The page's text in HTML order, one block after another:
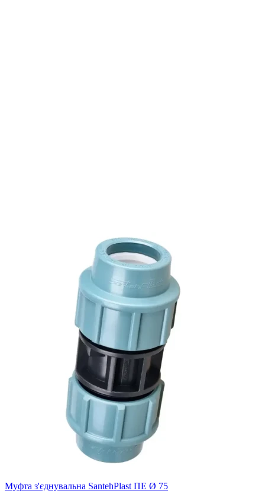
Муфта з'єднувальна SantehPlast ПЕ Ø 75